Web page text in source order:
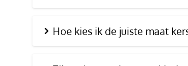
Hoe kies ik de juiste maat